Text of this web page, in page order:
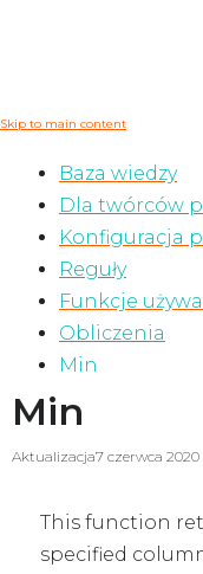
Skip to main content
Baza wiedzy
Dla twórców
Konfiguracja
Reguły
Funkcje
Obliczenia
Min
Min
Aktualizacja7 czerwca 2020
This function
specified